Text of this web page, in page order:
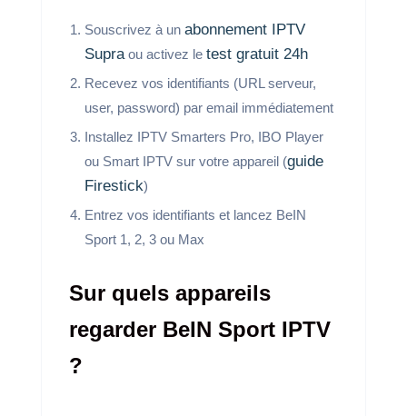
Souscrivez à un abonnement IPTV
Supraou activez le test gratuit 24h
Recevez vos identifiants (URL serveur,
user, password) par email immédiatement
Installez IPTV Smarters Pro, IBO Player
ou Smart IPTV sur votre appareil (guide
Firestick)
Entrez vos identifiants et lancez BeIN
Sport 1, 2, 3 ou Max
Sur quels appareils
regarder BeIN Sport IPTV
?